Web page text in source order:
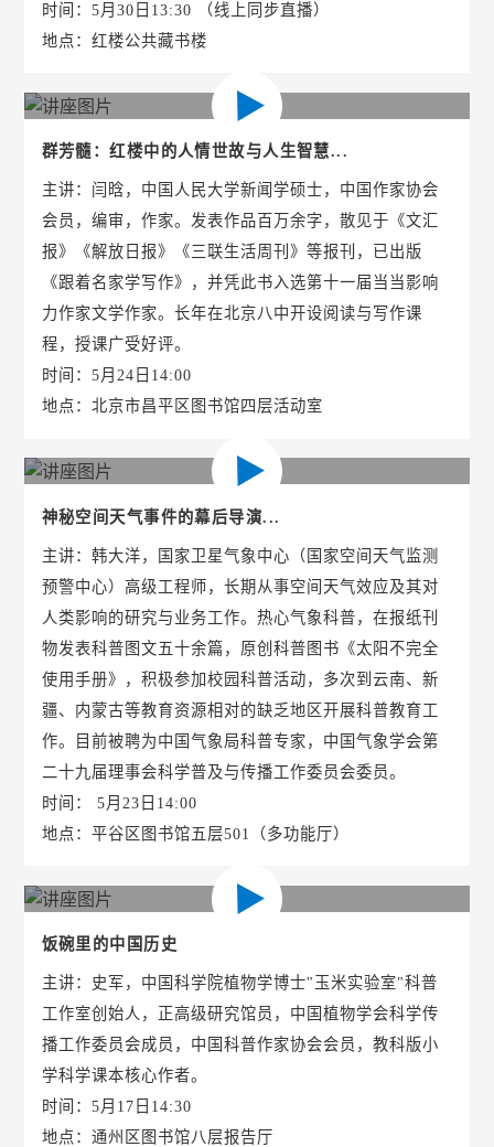
时间：5月30日13:30 （线上同步直播）
地点：红楼公共藏书楼
群芳髓：红楼中的人情世故与人生智慧...
主讲：闫晗，中国人民大学新闻学硕士，中国作家协会
会员，编审，作家。发表作品百万余字，散见于《文汇
报》《解放日报》《三联生活周刊》等报刊，已出版
《跟着名家学写作》，并凭此书入选第十一届当当影响
力作家文学作家。长年在北京八中开设阅读与写作课
程，授课广受好评。
时间：5月24日14:00
地点：北京市昌平区图书馆四层活动室
神秘空间天气事件的幕后导演...
主讲：韩大洋，国家卫星气象中心（国家空间天气监测
预警中心）高级工程师，长期从事空间天气效应及其对
人类影响的研究与业务工作。热心气象科普，在报纸刊
物发表科普图文五十余篇，原创科普图书《太阳不完全
使用手册》，积极参加校园科普活动，多次到云南、新
疆、内蒙古等教育资源相对的缺乏地区开展科普教育工
作。目前被聘为中国气象局科普专家，中国气象学会第
二十九届理事会科学普及与传播工作委员会委员。
时间： 5月23日14:00
地点：平谷区图书馆五层501（多功能厅）
饭碗里的中国历史
主讲：史军，中国科学院植物学博士"玉米实验室"科普
工作室创始人，正高级研究馆员，中国植物学会科学传
播工作委员会成员，中国科普作家协会会员，教科版小
学科学课本核心作者。
时间：5月17日14:30
地点：通州区图书馆八层报告厅